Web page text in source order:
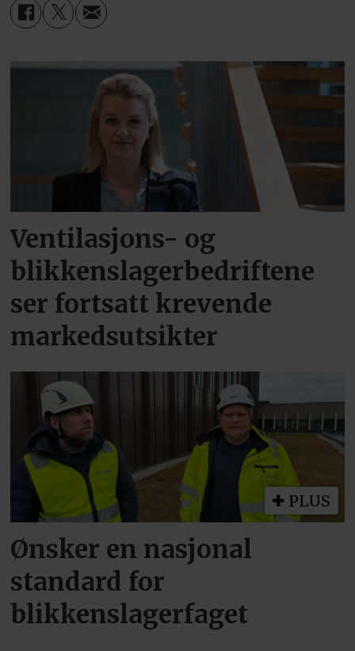
Ventilasjons- og
blikkenslagerbedriftene
ser fortsatt krevende
markedsutsikter
PLUS
Ønsker en nasjonal
standard for
blikkenslagerfaget